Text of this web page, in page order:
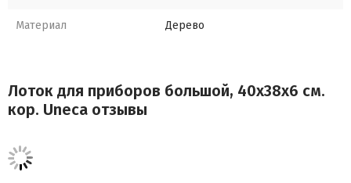
Материал Дерево
Лоток для приборов большой, 40x38x6 см.
кор. Uneca отзывы